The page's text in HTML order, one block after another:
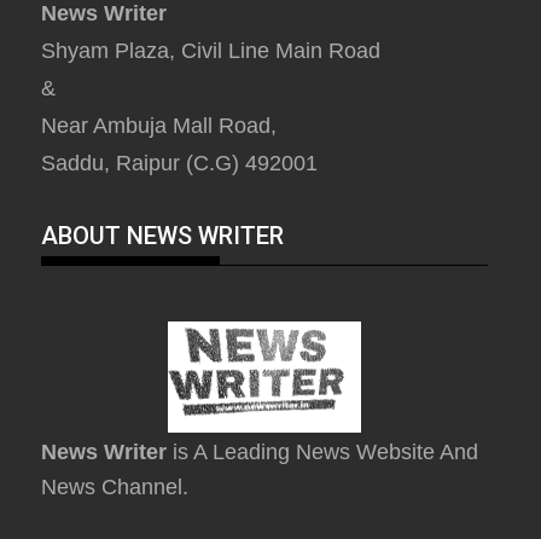
News Writer
Shyam Plaza, Civil Line Main Road
&
Near Ambuja Mall Road,
Saddu, Raipur (C.G) 492001
ABOUT NEWS WRITER
News Writer is A Leading News Website And
News Channel.